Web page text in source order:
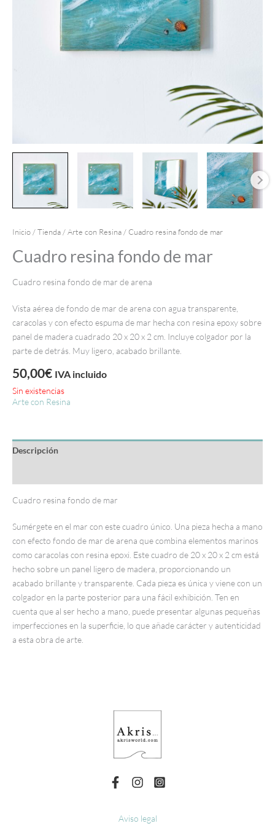
Inicio /Tienda /Arte con Resina / Cuadro resina fondo de mar
Cuadro resina fondo de mar
Cuadro resina fondo de mar de arena
Vista aérea de fondo de mar de arena con agua transparente,
caracolas y con efecto espuma de mar hecha con resina epoxy sobre
panel de madera cuadrado 20 x 20 x 2 cm. Incluye colgador por la
parte de detrás. Muy ligero, acabado brillante.
50,00€ IVA incluido
Sin existencias
Arte con Resina
Descripción
Cuadro resina fondo de mar
Sumérgete en el mar con este cuadro único. Una pieza hecha a mano
con efecto fondo de mar de arena que combina elementos marinos
como caracolas con resina epoxi. Este cuadro de 20 x 20 x 2 cm está
hecho sobre un panel ligero de madera, proporcionando un
acabado brillante y transparente. Cada pieza es única y viene con un
colgador en la parte posterior para una fácil exhibición. Ten en
cuenta que al ser hecho a mano, puede presentar algunas pequeñas
imperfecciones en la superficie, lo que añade carácter y autenticidad
a esta obra de arte.
Aviso legal